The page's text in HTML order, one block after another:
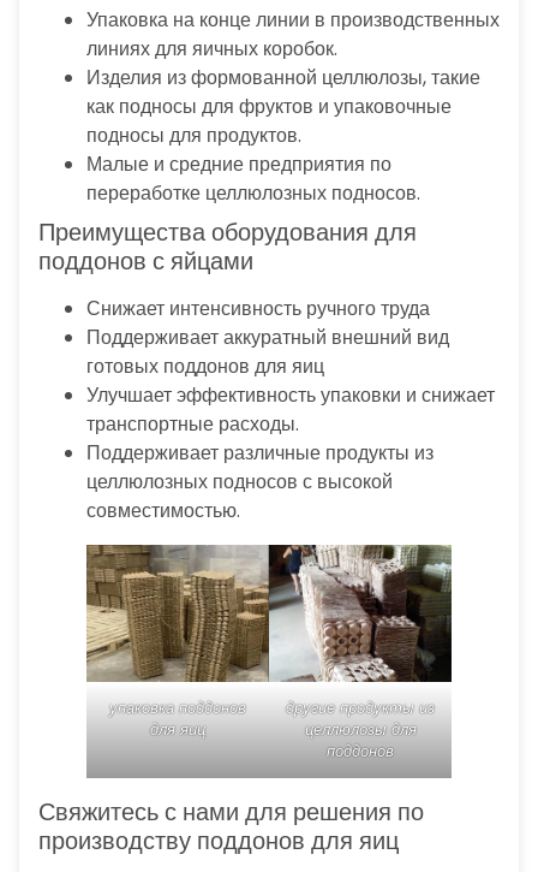
Упаковка на конце линии в производственных
линиях для яичных коробок.
Изделия из формованной целлюлозы, такие
как подносы для фруктов и упаковочные
подносы для продуктов.
Малые и средние предприятия по
переработке целлюлозных подносов.
Преимущества оборудования для
поддонов с яйцами
Снижает интенсивность ручного труда
Поддерживает аккуратный внешний вид
готовых поддонов для яиц
Улучшает эффективность упаковки и снижает
транспортные расходы.
Поддерживает различные продукты из
целлюлозных подносов с высокой
совместимостью.
упаковка поддонов
для яиц
другие продукты из
целлюлозы для
поддонов
Свяжитесь с нами для решения по
производству поддонов для яиц